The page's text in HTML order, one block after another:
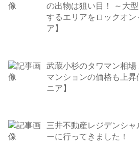
の出物は狙い目！ ～大
するエリアをロックオ
ア】
武蔵小杉のタワマン相
マンションの価格も上
ニア】
三井不動産レジデンシ
ーに行ってきました！